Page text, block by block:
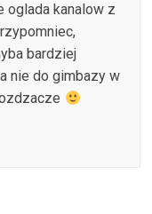
oglada kanalow z
bardziej
nie do gimbazy w